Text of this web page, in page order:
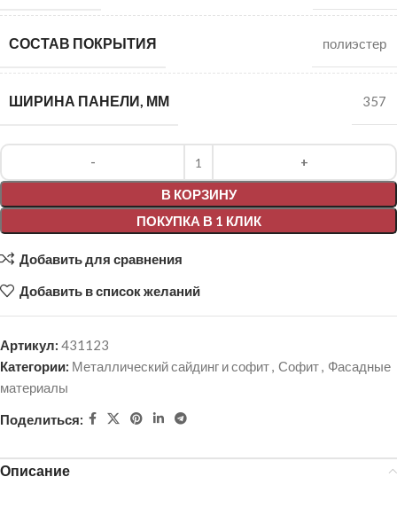
СОСТАВ ПОКРЫТИЯ полиэстер
ШИРИНА ПАНЕЛИ, ММ 357
В КОРЗИНУ
ПОКУПКА В 1 КЛИК
Alternative:
Добавить для сравнения
Добавить в список желаний
Артикул: 431123
Категории: Металлический сайдинг и софит, Софит, Фасадные
материалы
Поделиться:
Описание